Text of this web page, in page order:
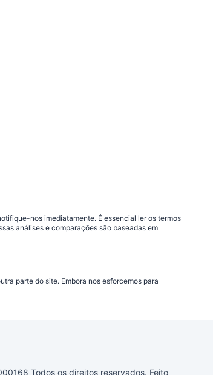
nos imediatamente. É essencial ler os termos
análises e comparações são baseadas em
parte do site. Embora nos esforcemos para
Todos os direitos reservados. Feito